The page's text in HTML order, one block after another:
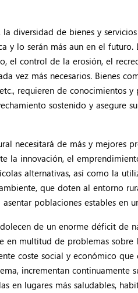
la diversidad de bienes y
y lo serán más aun en el
el control de la erosión, el
vez más necesarios. Bienes
requieren de conocimientos
sostenido y asegure
necesitará de más y mejores
la innovación, el
alternativas, así como la
que doten al entorno
asentar poblaciones estables en
de un enorme déficit de
en multitud de problemas
coste social y económico que
incrementan continuamente
en lugares más saludables,